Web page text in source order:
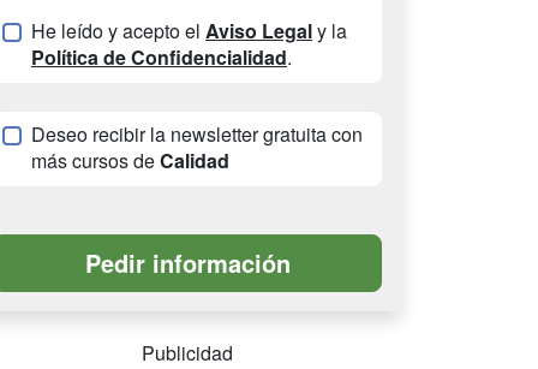
He leído y acepto el Aviso Legaly la
Política de Confidencialidad.
Deseo recibir la newsletter gratuita con
más cursos deCalidad
Publicidad